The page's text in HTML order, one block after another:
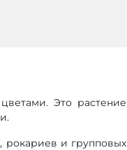
Это растение
рокариев и групповых